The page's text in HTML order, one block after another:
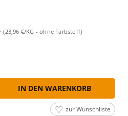
·(23,96 €/KG - ohne Farbstoff)
IN DEN WARENKORB
zur Wunschliste